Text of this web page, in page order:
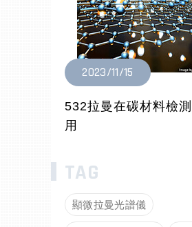
2023/11/15
532拉曼在碳材料檢
用
顯微拉曼光譜儀